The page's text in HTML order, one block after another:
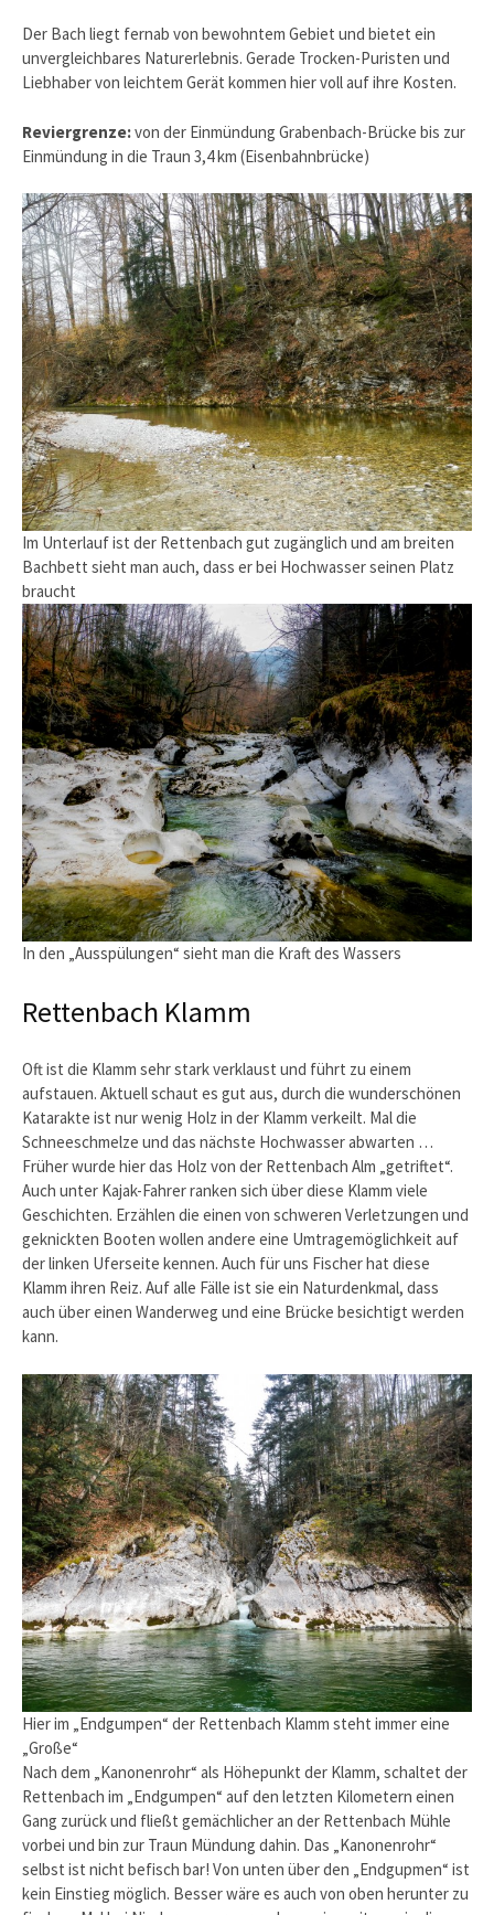
Der Bach liegt fernab von bewohntem Gebiet und bietet ein
unvergleichbares Naturerlebnis. Gerade Trocken-Puristen und
Liebhaber von leichtem Gerät kommen hier voll auf ihre Kosten.
Reviergrenze:von der Einmündung Grabenbach-Brücke bis zur
Einmündung in die Traun 3,4 km (Eisenbahnbrücke)
Im Unterlauf ist der Rettenbach gut zugänglich und am breiten
Bachbett sieht man auch, dass er bei Hochwasser seinen Platz
braucht
In den „Ausspülungen“ sieht man die Kraft des Wassers
Rettenbach Klamm
Oft ist die Klamm sehr stark verklaust und führt zu einem
aufstauen. Aktuell schaut es gut aus, durch die wunderschönen
Katarakte ist nur wenig Holz in der Klamm verkeilt. Mal die
Schneeschmelze und das nächste Hochwasser abwarten …
Früher wurde hier das Holz von der Rettenbach Alm „getriftet“.
Auch unter Kajak-Fahrer ranken sich über diese Klamm viele
Geschichten. Erzählen die einen von schweren Verletzungen und
geknickten Booten wollen andere eine Umtragemöglichkeit auf
der linken Uferseite kennen. Auch für uns Fischer hat diese
Klamm ihren Reiz. Auf alle Fälle ist sie ein Naturdenkmal, dass
auch über einen Wanderweg und eine Brücke besichtigt werden
kann.
Hier im „Endgumpen“ der Rettenbach Klamm steht immer eine
„Große“
Nach dem „Kanonenrohr“ als Höhepunkt der Klamm, schaltet der
Rettenbach im „Endgumpen“ auf den letzten Kilometern einen
Gang zurück und fließt gemächlicher an der Rettenbach Mühle
vorbei und bin zur Traun Mündung dahin. Das „Kanonenrohr“
selbst ist nicht befisch bar! Von unten über den „Endgupmen“ ist
kein Einstieg möglich. Besser wäre es auch von oben herunter zu